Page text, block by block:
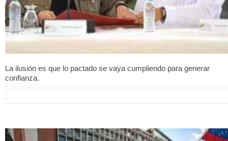
La ilusión es que lo pactado se vaya cumpliendo para generar
confianza.